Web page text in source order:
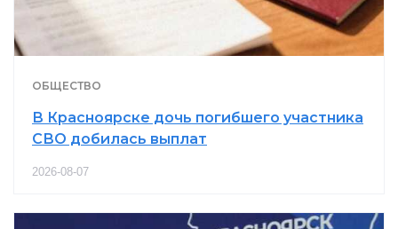
ОБЩЕСТВО
В Красноярске дочь погибшего участника
СВО добилась выплат
2026-08-07